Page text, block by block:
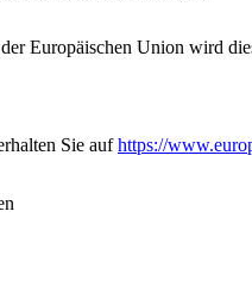
Europäischen Union wird
Sie aufhttps://